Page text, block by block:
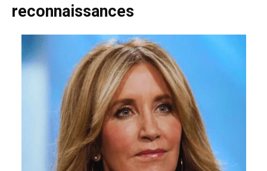
reconnaissances